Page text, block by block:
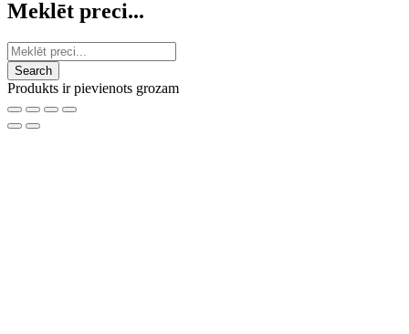
Meklēt preci...
Produkts ir pievienots grozam